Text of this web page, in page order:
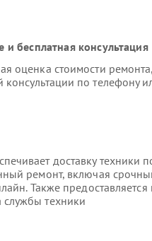
бесплатная консультация
оценка стоимости
по телефону
доставку техники
ремонт, включая
Также
техники